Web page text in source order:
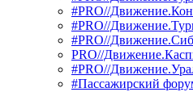
#PRO//
#PRO//
#PRO//
PRO//
#PRO//
#Пассажирский